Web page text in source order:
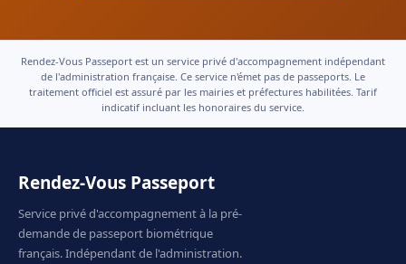
Rendez-Vous Passeport est un service privé d'accompagnement indépendant
de l'administration française. Ce service n'émet pas de passeports. Le
traitement officiel est assuré par les mairies et préfectures habilitées. Tarif
indicatif incluant les honoraires du service.
Rendez-Vous Passeport
Service privé d'accompagnement à la pré-
demande de passeport biométrique
français. Indépendant de l'administration.